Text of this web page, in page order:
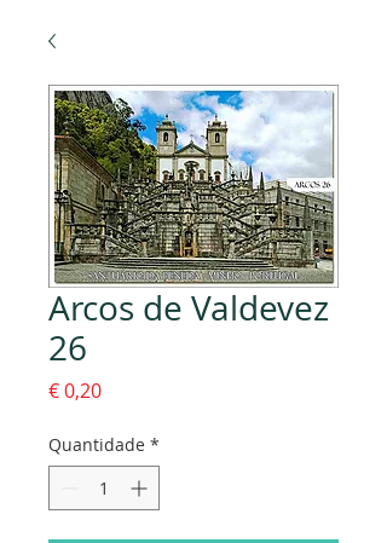
Arcos de Valdevez
26
€ 0,20Preço
Quantidade *